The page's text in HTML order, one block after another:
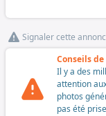
Signaler cette
Conseils
Il y a des
attention
photos
pas été